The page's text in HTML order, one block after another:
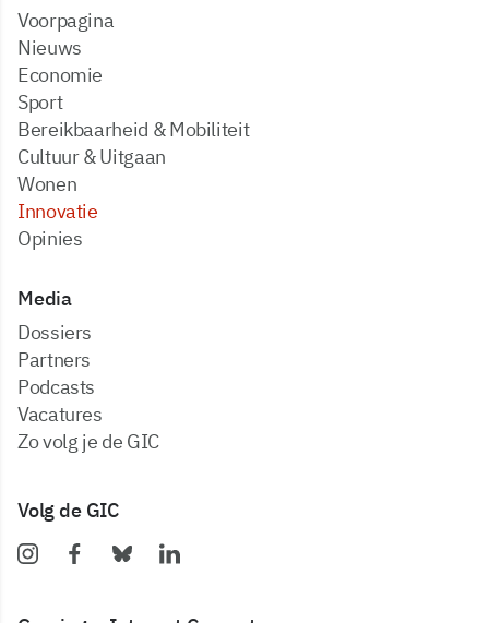
Voorpagina
Nieuws
Economie
Sport
Bereikbaarheid & Mobiliteit
Cultuur & Uitgaan
Wonen
Innovatie
Opinies
Media
dossiers
partners
podcasts
vacatures
zo volg je de GIC
Volg de GIC